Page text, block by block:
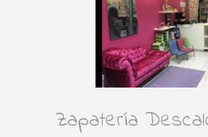
Zapatería